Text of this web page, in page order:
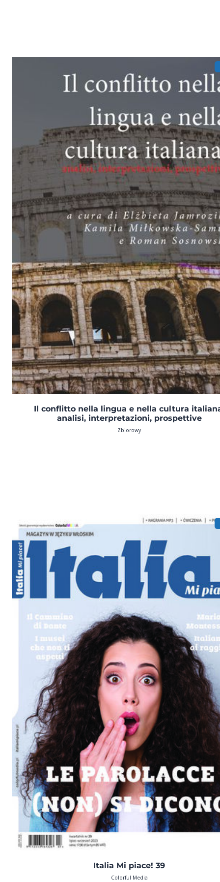
Il conflitto nella lingua e nella cultura
analisi, interpretazioni, prospettive
Zbiorowy
Italia Mi piace! 39
Colorful Media